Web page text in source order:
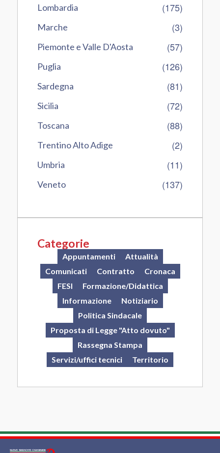
Lombardia (175)
Marche (3)
Piemonte e Valle D'Aosta (57)
Puglia (126)
Sardegna (81)
Sicilia (72)
Toscana (88)
Trentino Alto Adige (2)
Umbria (11)
Veneto (137)
Categorie
Appuntamenti
Attualità
Comunicati
Contratto
Cronaca
FESI
Formazione/Didattica
Informazione
Notiziario
Politica Sindacale
Proposta di Legge "Atto dovuto"
Rassegna Stampa
Servizi/uffici tecnici
Territorio